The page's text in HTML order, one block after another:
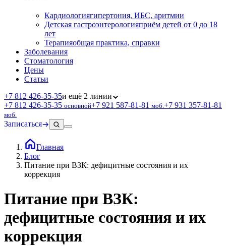
Кардиологиягипертония, ИБС, аритмии
Детская гастроэнтерологияприём детей от 0 до 18
лет
Терапияобщая практика, справки
Заболевания
Стоматология
Цены
Статьи
+7 812 426‑35‑35и ещё 2 линии
+7 812 426‑35‑35 основной+7 921 587‑81‑81 моб. +7 931 357‑81‑81
моб.
Записаться
Главная
Блог
Питание при ВЗК: дефицитные состояния и их
коррекция
Питание при ВЗК:
дефицитные состояния и их
коррекция